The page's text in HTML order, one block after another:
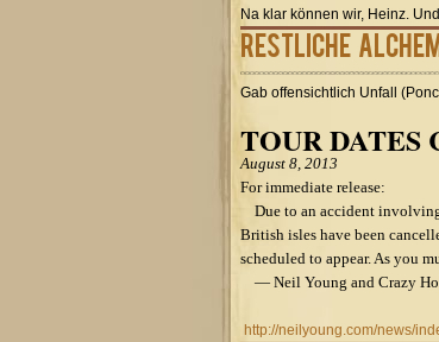
Na klar können wir, Heinz.
restliche
Gab offensichtlich Unfall
TOUR DATES
August 8, 2013
For immediate release:
Due to an accident involving
British isles have been
scheduled to appear. As you
— Neil Young and Crazy
http://neilyoung.com/news/